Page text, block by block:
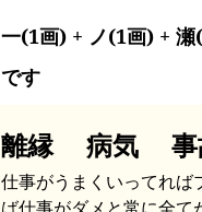
一(1画) + ノ(1画) +
です
離縁 病気
仕事がうまくいってれば